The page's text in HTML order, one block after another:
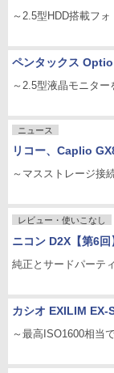
～2.5型HDD搭載フ
ペンタックス
～2.5型液晶モニタ
ニュース
リコー、Caplio
～マスストレージ接
レビュー・使いこなし
ニコン D2X【第6回
純正とサードパーテ
カシオ EXILIM EX-
～最高ISO1600相当